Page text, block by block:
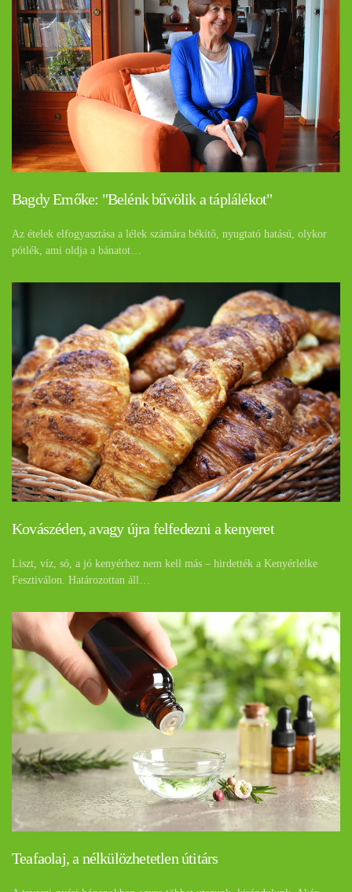
Bagdy Emőke: "Belénk bűvölik a táplálékot"
Az ételek elfogyasztása a lélek számára békítő, nyugtató hatású, olykor
pótlék, ami oldja a bánatot…
Kovászéden, avagy újra felfedezni a kenyeret
Liszt, víz, só, a jó kenyérhez nem kell más – hirdették a Kenyérlelke
Fesztiválon. Határozottan áll…
Teafaolaj, a nélkülözhetetlen útitárs